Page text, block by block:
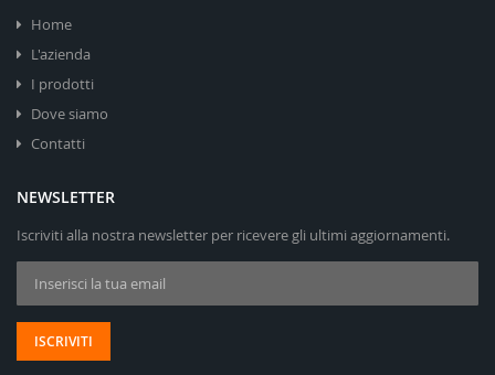
Home
L'azienda
I prodotti
Dove siamo
Contatti
NEWSLETTER
Iscriviti alla nostra newsletter per ricevere gli ultimi aggiornamenti.
Iscriviti alla nostra Newsletter:
ISCRIVITI